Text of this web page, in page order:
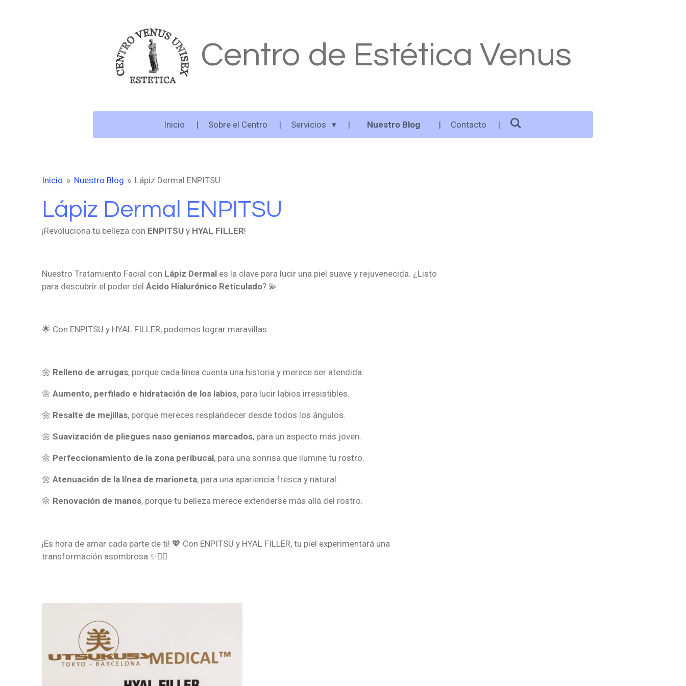
Centro de Estética Venus
Inicio Sobre el Centro Servicios Nuestro Blog Contacto
Inicio » Nuestro Blog » Lápiz Dermal ENPITSU
Lápiz Dermal ENPITSU
¡Revoluciona tu belleza con ENPITSU y HYAL FILLER!
Nuestro Tratamiento Facial con Lápiz Dermal es la clave para lucir una piel suave y rejuvenecida. ¿Listo
para descubrir el poder del Ácido Hialurónico Reticulado? 💫
🌟 Con ENPITSU y HYAL FILLER, podemos lograr maravillas:
🌼 Relleno de arrugas, porque cada línea cuenta una historia y merece ser atendida.
🌼 Aumento, perfilado e hidratación de los labios, para lucir labios irresistibles.
🌼 Resalte de mejillas, porque mereces resplandecer desde todos los ángulos.
🌼 Suavización de pliegues naso genianos marcados, para un aspecto más joven.
🌼 Perfeccionamiento de la zona peribucal, para una sonrisa que ilumine tu rostro.
🌼 Atenuación de la línea de marioneta, para una apariencia fresca y natural.
🌼 Renovación de manos, porque tu belleza merece extenderse más allá del rostro.
¡Es hora de amar cada parte de ti! 💖 Con ENPITSU y HYAL FILLER, tu piel experimentará una
transformación asombrosa.✨💆‍♀️